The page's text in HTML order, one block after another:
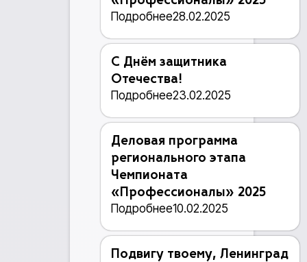
Подробнее28.02.2025
С Днём защитника
Отечества!
Подробнее23.02.2025
Деловая программа
регионального этапа
Чемпионата
«Профессионалы» 2025
Подробнее10.02.2025
Подвигу твоему, Ленинград